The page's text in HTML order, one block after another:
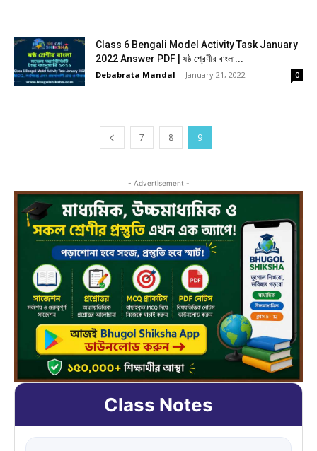
Class 6 Bengali Model Activity Task January
2022 Answer PDF | ষষ্ঠ শ্রেণীর বাংলা...
Debabrata Mandal - January 21, 2022 0
7 8 9
- Advertisement -
Class Notes